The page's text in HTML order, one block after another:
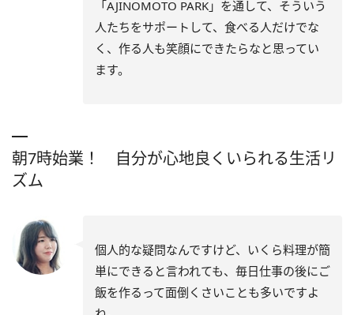
「AJINOMOTO PARK」を通して、そういう
人たちをサポートして、食べる人だけでな
く、作る人も笑顔にできたらなと思ってい
ます。
朝7時始業！ 自分が心地良くいられる生活リ
ズム
個人的な疑問なんですけど、いくら料理が簡
単にできると言われても、毎日仕事の後にご
飯を作るって面倒くさいことも多いですよ